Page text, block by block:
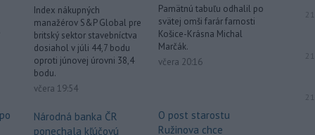
Index nákupných
manažérov S&P Global pre
britský sektor stavebníctva
dosiahol v júli 44,7 bodu
oproti júnovej úrovni 38,4
bodu.
včera 19:54
Národná banka ČR
ponechala kľúčovú
Pamätnú tabuľu odhalil po
svätej omši farár farnosti
Košice-Krásna Michal
Marčák.
včera 20:16
O post starostu
Ružinova chce